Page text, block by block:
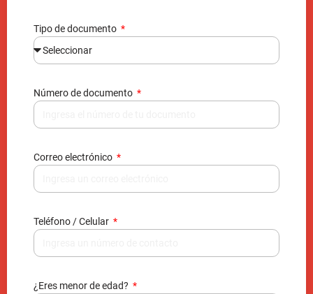
Tipo de documento
Número de documento
Correo electrónico
Teléfono / Celular
¿Eres menor de edad?